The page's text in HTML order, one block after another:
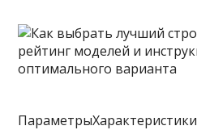
ПараметрыХарактеристики